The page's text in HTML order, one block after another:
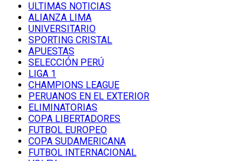
ULTIMAS NOTICIAS
ALIANZA LIMA
UNIVERSITARIO
SPORTING CRISTAL
APUESTAS
SELECCIÓN PERÚ
LIGA 1
CHAMPIONS LEAGUE
PERUANOS EN EL EXTERIOR
ELIMINATORIAS
COPA LIBERTADORES
FUTBOL EUROPEO
COPA SUDAMERICANA
FUTBOL INTERNACIONAL